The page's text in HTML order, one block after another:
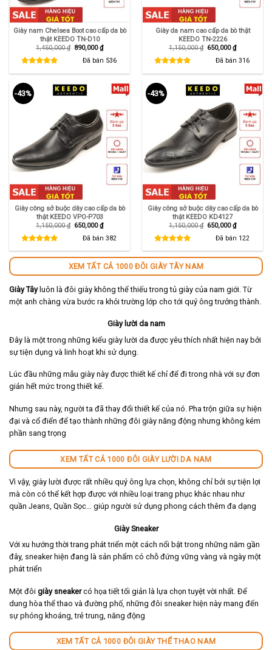
Giày nam Chelsea Boot cao cấp da bò
thật KEEDO TN-D10
1,450,000₫ Giá
890,000₫Giá
hiện
tại
Đã bán 536
Giày da nam cao cấp da bò thật
KEEDO TN-2226
1,150,000₫ Giá
650,000₫Giá
hiện
tại
Đã bán 316
-43%
Giày công sở buộc dây cao cấp da bò
thật KEEDO VPO-P703
1,150,000₫ Giá
1,150,000 ₫.
650,000₫Giá
hiện
tại
là:
650,000 ₫.
Đã bán 382
-43%
Giày công sở buộc dây cao cấp da bò
thật KEEDO KD4127
1,150,000₫ Giá
1,150,000 ₫.
650,000₫Giá
hiện
tại
là:
650,000 ₫.
Đã bán 122
XEM TẤT CẢ 1000 ĐÔI GIÀY TÂY NAM
Giày Tâyluôn là đôi giày không thể thiếu trong tủ giày của nam giới. Từ
một anh chàng vừa bước ra khỏi trường lớp cho tới quý ông trưởng thành.
Giày lười da nam
Đây là một trong những kiểu giày lười da được yêu thích nhất hiện nay bởi
sự tiện dụng và linh hoạt khi sử dụng.
Lúc đầu những mẫu giày này được thiết kế chỉ để đi trong nhà với sự đơn
giản hết mức trong thiết kế.
Nhưng sau này, người ta đã thay đổi thiết kế của nó. Pha trộn giữa sự hiện
đại và cổ điển để tạo thành những đôi giày năng động nhưng không kém
phần sang trọng
XEM TẤT CẢ 1000 ĐÔI GIÀY LƯỜI DA NAM
Vì vậy, giày lười được rất nhiều quý ông lựa chọn, không chỉ bởi sự tiện lợi
mà còn có thể kết hợp được với nhiều loại trang phục khác nhau như
quần Jeans, Quần Sọc… giúp người sử dụng phong cách thêm đa dạng
Giày Sneaker
Với xu hướng thời trang phát triển một cách nổi bật trong những năm gần
đây, sneaker hiện đang là sản phẩm có chỗ đứng vững vàng và ngày một
phát triển
Một đôi giày sneakercó họa tiết tối giản là lựa chọn tuyệt vời nhất. Để
dung hòa thể thao và đường phố, những đôi sneaker hiện này mang đến
sự phóng khoáng, trẻ trung, năng động
XEM TẤT CẢ 1000 ĐÔI GIÀY THỂ THAO NAM